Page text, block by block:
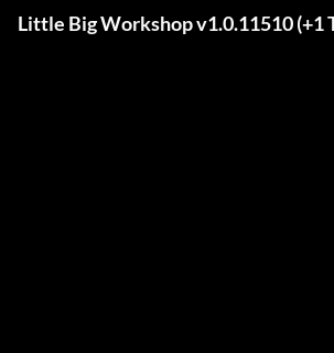
Little Big Workshop v1.0.11510 (+1